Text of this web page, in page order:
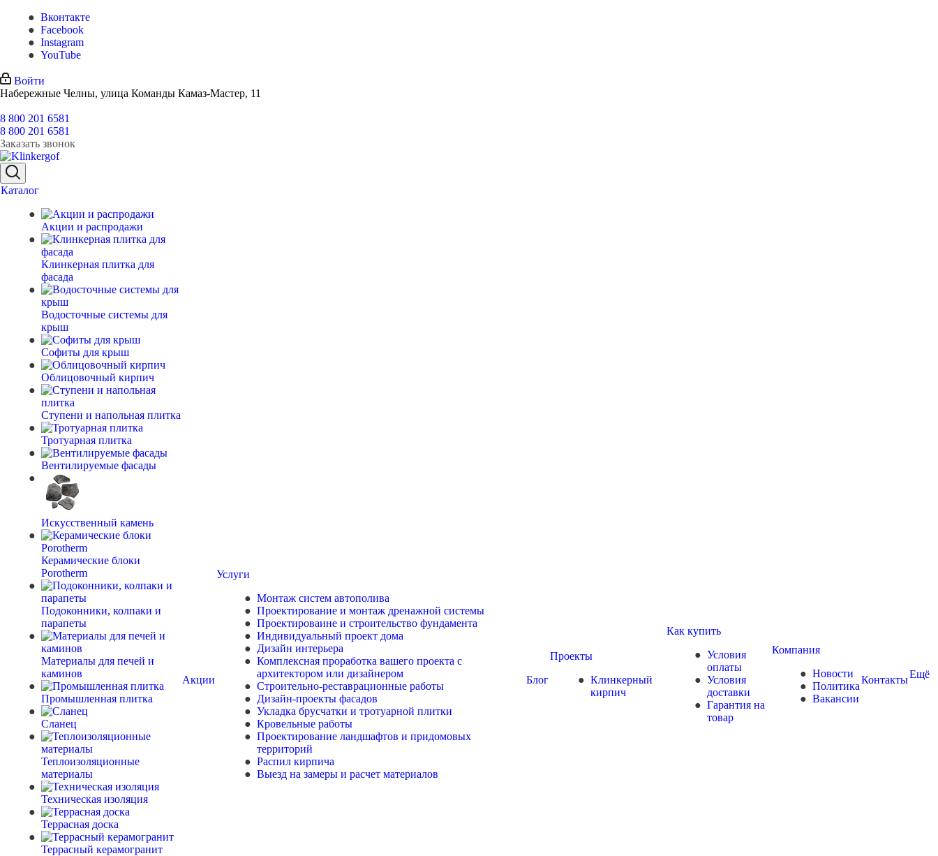
Вконтакте
Facebook
Instagram
YouTube
Войти
Набережные Челны, улица Команды Камаз-Мастер, 11
8 800 201 6581
8 800 201 6581
Заказать звонок
Каталог
Акции и распродажи
Клинкерная плитка для
фасада
Водосточные системы для
крыш
Софиты для крыш
Облицовочный кирпич
Ступени и напольная плитка
Тротуарная плитка
Вентилируемые фасады
Искусственный камень
Керамические блоки
Porotherm
Подоконники, колпаки и
парапеты
Материалы для печей и
каминов
Промышленная плитка
Сланец
Теплоизоляционные
материалы
Техническая изоляция
Террасная доска
Террасный керамогранит
Акции
Услуги
Монтаж систем автополива
Проектирование и монтаж дренажной системы
Проектироваине и строительство фундамента
Индивидуальный проект дома
Дизайн интерьера
Комплексная проработка вашего проекта с
архитектором или дизайнером
Строительно-реставрационные работы
Дизайн-проекты фасадов
Укладка брусчатки и тротуарной плитки
Кровельные работы
Проектирование ландшафтов и придомовых
территорий
Распил кирпича
Выезд на замеры и расчет материалов
Блог
Проекты
Клинкерный
кирпич
Как купить
Условия
оплаты
Условия
доставки
Гарантия на
товар
Компания
Новости
Политика
Вакансии
КонтактыЕщё